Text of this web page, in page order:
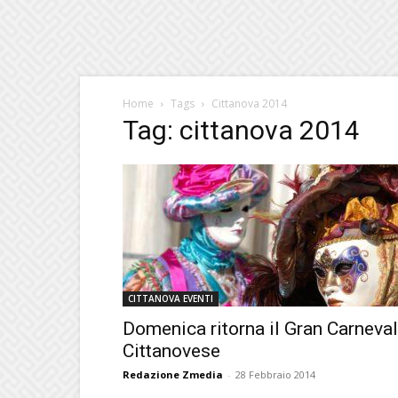
Home Tags Cittanova 2014
Tag: cittanova 2014
CITTANOVA EVENTI
Domenica ritorna il Gran
Cittanovese
Redazione Zmedia - 28 Febbraio 2014